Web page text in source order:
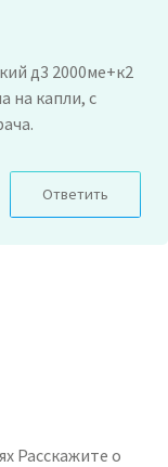
д3 2000ме+к2
на капли, с
Ответить
Расскажите о